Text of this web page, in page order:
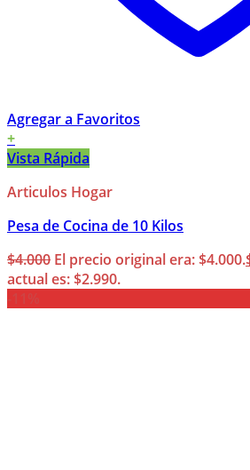
Agregar a Favoritos
+
Vista Rápida
Articulos Hogar
Pesa de Cocina de 10 Kilos
$4.000 El precio original era: $4.000.
actual es: $2.990.